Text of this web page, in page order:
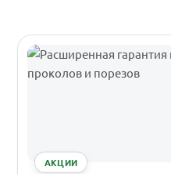
АКЦИИ